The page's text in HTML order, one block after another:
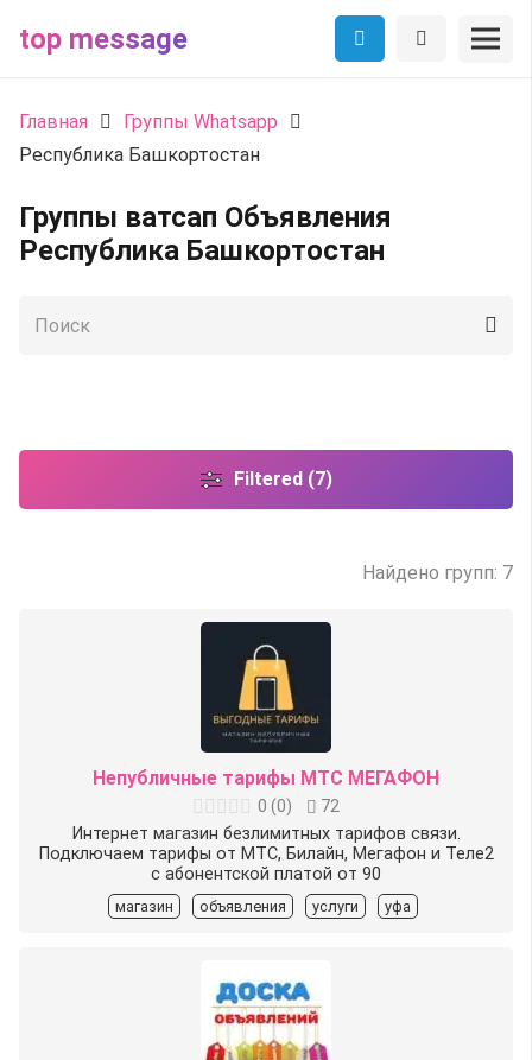
top message
Главная
Группы Whatsapp
Республика Башкортостан
Группы ватсап Объявления
Республика Башкортостан
Filtered (7)
Найдено групп: 7
Непубличные тарифы МТС МЕГАФОН
0 (0)
72
Интернет магазин безлимитных тарифов связи.
Подключаем тарифы от МТС, Билайн, Мегафон и Теле2
с абонентской платой от 90
магазин объявления услуги уфа